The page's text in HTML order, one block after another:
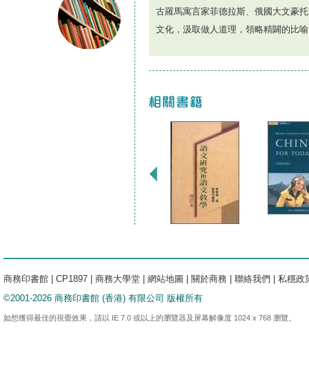
古羅馬寓言家菲德拉斯、俄國大文豪
文化，汲取做人道理，領略精闢的比
商務印書館 CP1897 商務大學堂 網站地圖 關於商務 聯絡我們
私穩政
©2001-2026 商務印書館 (香港) 有限公司 版權所有
如想獲得最佳的視覺效果，請以 IE 7.0 或以上的瀏覽器及屏幕解像度 1024 x 768 瀏覽。